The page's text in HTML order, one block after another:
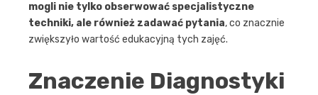
mogli nie tylko obserwować specjalistyczne
techniki, ale również zadawać pytania, co znacznie
zwiększyło wartość edukacyjną tych zajęć.
Znaczenie Diagnostyki